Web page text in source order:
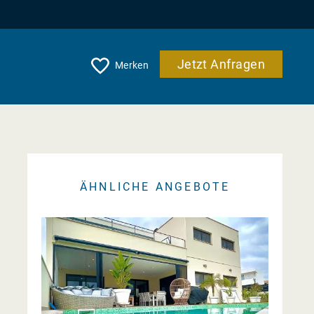
Merken Jetzt Anfragen
ÄHNLICHE ANGEBOTE